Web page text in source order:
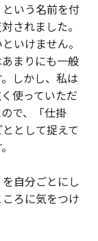
いう名前を付
されました。
いけません。
まりにも一般
しかし、私は
使っていただ
で、「仕掛
として捉えて
自分ごとにし
ろに気をつけ